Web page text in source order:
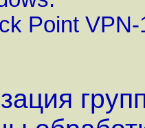
Point